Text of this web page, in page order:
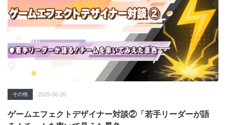
その他 2025-06-20
ゲームエフェクトデザイナー対談②「若手リーダーが語